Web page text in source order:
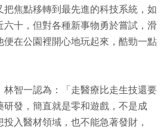
焦點移轉到最先進的科技系統，如
十，但對各種新事物勇於嘗試，滑
便在公園裡開心地玩起來，酷勁一點
林智一認為：「走醫療比走生技還要
研發，簡直就是零和遊戲，不是成
入醫材領域，也不能急著發財，